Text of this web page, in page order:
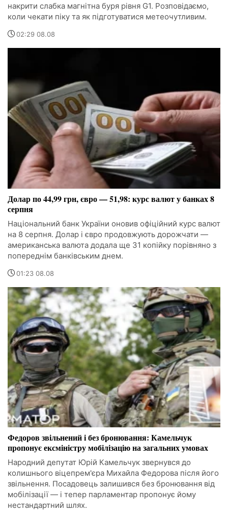
накрити слабка магнітна буря рівня G1. Розповідаємо,
коли чекати піку та як підготуватися метеочутливим.
02:29 08.08
Долар по 44,99 грн, євро — 51,98: курс валют у банках 8
серпня
Національний банк України оновив офіційний курс валют
на 8 серпня. Долар і євро продовжують дорожчати —
американська валюта додала ще 31 копійку порівняно з
попереднім банківським днем.
01:23 08.08
Федоров звільнений і без бронювання: Камельчук
пропонує ексміністру мобілізацію на загальних умовах
Народний депутат Юрій Камельчук звернувся до
колишнього віцепрем'єра Михайла Федорова після його
звільнення. Посадовець залишився без бронювання від
мобілізації — і тепер парламентар пропонує йому
нестандартний шлях.